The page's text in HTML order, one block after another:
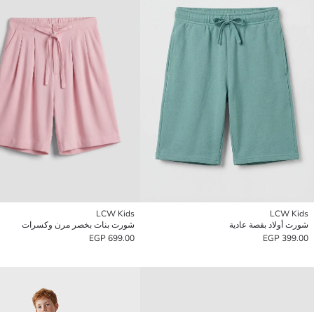
LCW Kids
شورت أولاد بقصة عادية
399.00 EGP
LCW Kids
شورت بنات بخصر مرن وكسرات
699.00 EGP